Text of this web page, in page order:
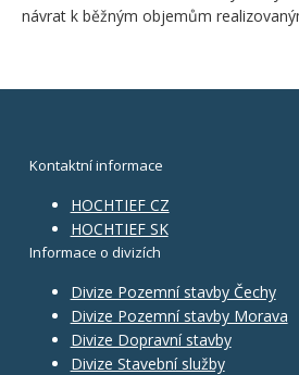
návrat k běžným objemům
Kontaktní informace
HOCHTIEF CZ
HOCHTIEF SK
Informace o divizích
Divize Pozemní stavby Čechy
Divize Pozemní stavby Morava
Divize Dopravní stavby
Divize Stavební služby